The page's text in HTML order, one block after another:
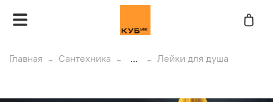
Главная Сантехника ... Лейки для душа